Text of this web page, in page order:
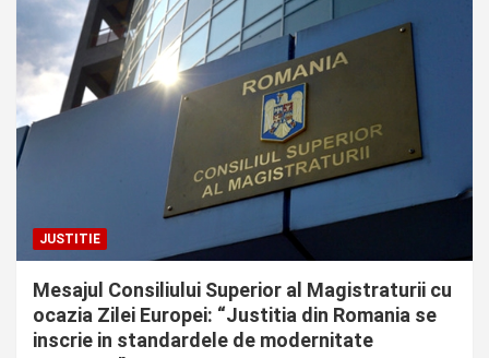
JUSTITIE
Mesajul Consiliului Superior al Magistraturii cu
ocazia Zilei Europei: “Justitia din Romania se
inscrie in standardele de modernitate